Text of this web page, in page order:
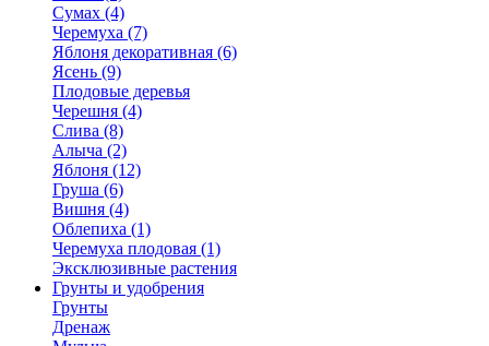
Сумах (4)
Черемуха (7)
Яблоня декоративная (6)
Ясень (9)
Плодовые деревья
Черешня (4)
Слива (8)
Алыча (2)
Яблоня (12)
Груша (6)
Вишня (4)
Облепиха (1)
Черемуха плодовая (1)
Эксклюзивные растения
Грунты и удобрения
Грунты
Дренаж